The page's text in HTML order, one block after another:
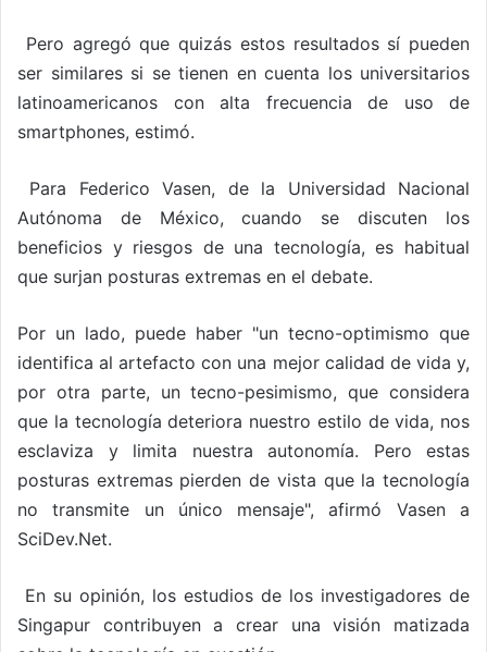
Pero agregó que quizás estos resultados sí pueden
ser similares si se tienen en cuenta los universitarios
latinoamericanos con alta frecuencia de uso de
smartphones, estimó.
Para Federico Vasen, de la Universidad Nacional
Autónoma de México, cuando se discuten los
beneficios y riesgos de una tecnología, es habitual
que surjan posturas extremas en el debate.
Por un lado, puede haber "un tecno-optimismo que
identifica al artefacto con una mejor calidad de vida y,
por otra parte, un tecno-pesimismo, que considera
que la tecnología deteriora nuestro estilo de vida, nos
esclaviza y limita nuestra autonomía. Pero estas
posturas extremas pierden de vista que la tecnología
no transmite un único mensaje", afirmó Vasen a
SciDev.Net.
En su opinión, los estudios de los investigadores de
Singapur contribuyen a crear una visión matizada